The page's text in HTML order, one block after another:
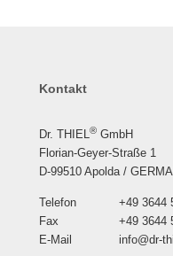
Kontakt
Dr. THIEL® GmbH
Florian-Geyer-Straße 1
D-99510 Apolda /
Telefon
+49 3644
Fax
+49 3644
E-Mail
info@dr-